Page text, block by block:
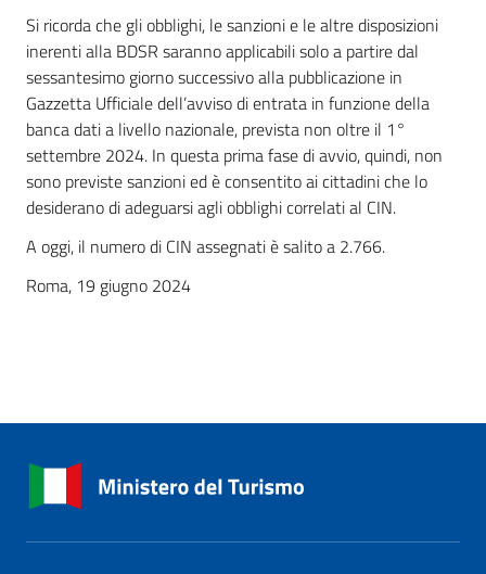
Si ricorda che gli obblighi, le sanzioni e le altre disposizioni
inerenti alla BDSR saranno applicabili solo a partire dal
sessantesimo giorno successivo alla pubblicazione in
Gazzetta Ufficiale dell’avviso di entrata in funzione della
banca dati a livello nazionale, prevista non oltre il 1°
settembre 2024. In questa prima fase di avvio, quindi, non
sono previste sanzioni ed è consentito ai cittadini che lo
desiderano di adeguarsi agli obblighi correlati al CIN.
A oggi, il numero di CIN assegnati è salito a 2.766.
Roma, 19 giugno 2024